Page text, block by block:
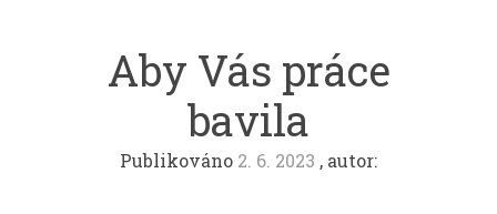
Aby Vás práce
bavila
Publikováno 2. 6. 2023 , autor: